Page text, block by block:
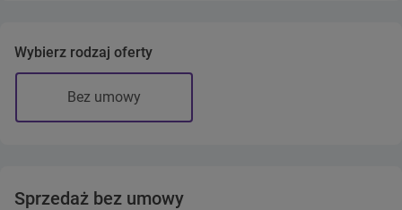
Wybierz rodzaj oferty
Bez umowy
Sprzedaż bez umowy